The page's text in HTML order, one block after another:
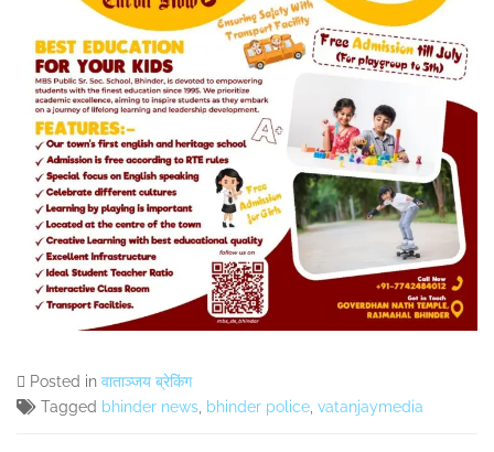
Posted in वाताञ्जय ब्रेकिंग
Tagged bhinder news bhinder police vatanjaymedia